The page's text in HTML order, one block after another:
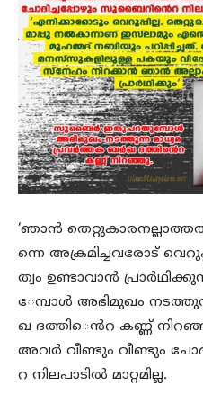
‘ഞാൻ
ന്നെ അക്രമിച്ചവരോട്​
ത്വം ഉണ്ടാവാൻ
േമ്പാൾ അഭിമുഖം
ഖ ദത്തി​​െൻറ കണ്ണ്​
അവർ വീണ്ടും വീണ്ടും
റ നിലപാടിൽ മാറ്റമില്ല.